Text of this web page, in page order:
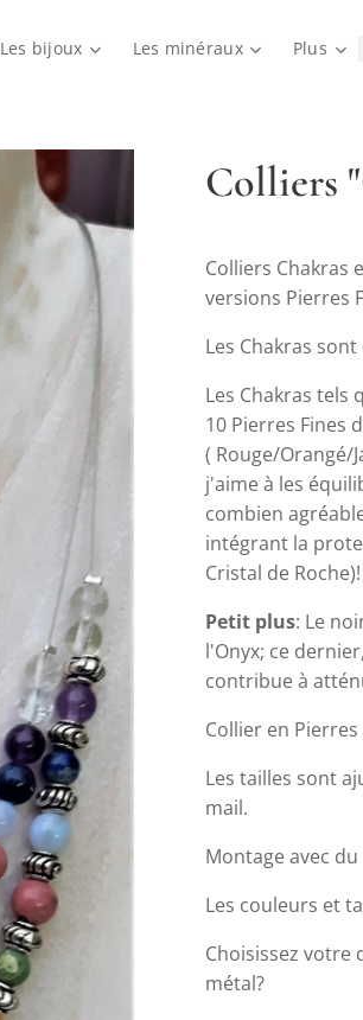
Les bijoux Les minéraux Plus
Colliers
Colliers Chakras
versions Pierres
Les Chakras
Les Chakras tels
10 Pierres Fines
( Rouge/Orangé/
j'aime à les
combien
intégrant la
Cristal de Roche)!
Petit plus: Le
l'Onyx; ce
contribue à
Collier en
Les tailles sont
mail.
Montage avec
Les couleurs et
Choisissez votre
métal?